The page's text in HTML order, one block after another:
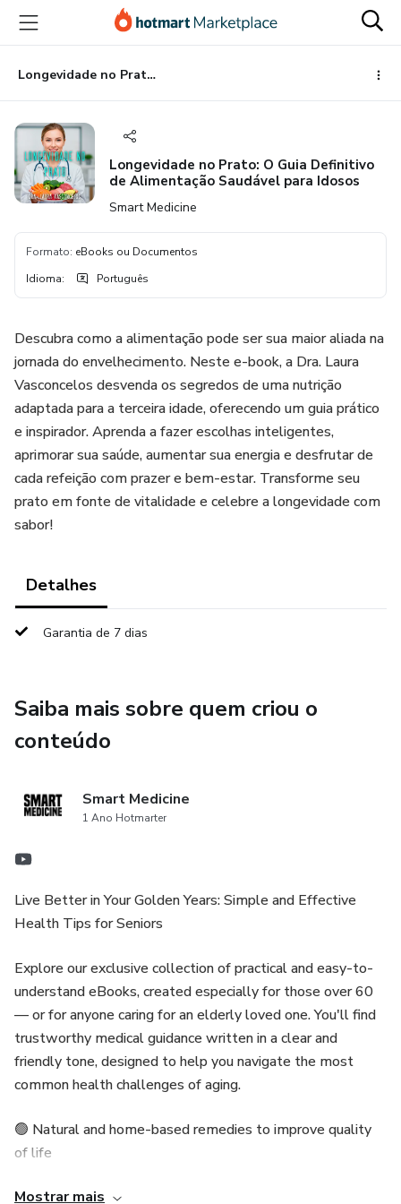
para
conteúdo
principal
para
pagamento
para
rodapé
Longevidade no Prato: O Guia Definitivo de Alimentação Saudável para Idosos
Longevidade no Prato: O Guia Definitivo
de Alimentação Saudável para Idosos
Smart Medicine
Formato: eBooks ou Documentos
Idioma: Português
Descubra como a alimentação pode ser sua maior aliada na
jornada do envelhecimento. Neste e-book, a Dra. Laura
Vasconcelos desvenda os segredos de uma nutrição
adaptada para a terceira idade, oferecendo um guia prático
e inspirador. Aprenda a fazer escolhas inteligentes,
aprimorar sua saúde, aumentar sua energia e desfrutar de
cada refeição com prazer e bem-estar. Transforme seu
prato em fonte de vitalidade e celebre a longevidade com
sabor!
Detalhes
Garantia de 7 dias
Saiba mais sobre quem criou o
conteúdo
Smart Medicine
1 Ano Hotmarter
Live Better in Your Golden Years: Simple and Effective
Health Tips for Seniors
Explore our exclusive collection of practical and easy-to-
understand eBooks, created especially for those over 60
— or for anyone caring for an elderly loved one. You'll find
trustworthy medical guidance written in a clear and
friendly tone, designed to help you navigate the most
common health challenges of aging.
🟢 Natural and home-based remedies to improve quality
of life
🟢 Prevention tips for common senior health issues like
Mostrar mais